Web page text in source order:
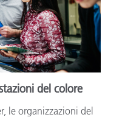
del colore
le organizzazioni del